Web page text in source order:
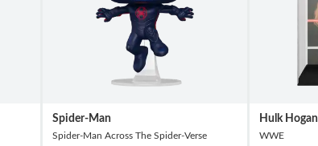
Spider-Man
Spider-Man Across The Spider-Verse
Hulk Hogan
WWE